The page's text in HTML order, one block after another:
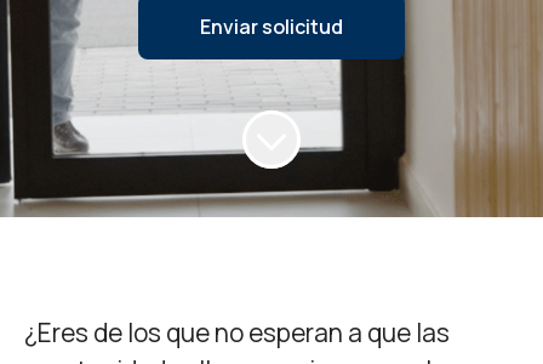
Enviar solicitud
¿Eres de los que no esperan a que las